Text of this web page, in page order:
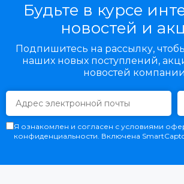
Будьте в курсе
новостей и
Подпишитесь на рассылку,
наших новых поступлений,
новостей компании
Я ознакомлен и согласен с условиями
конфиденциальности. Включена